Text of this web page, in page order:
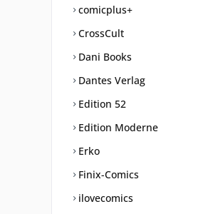
comicplus+
CrossCult
Dani Books
Dantes Verlag
Edition 52
Edition Moderne
Erko
Finix-Comics
ilovecomics